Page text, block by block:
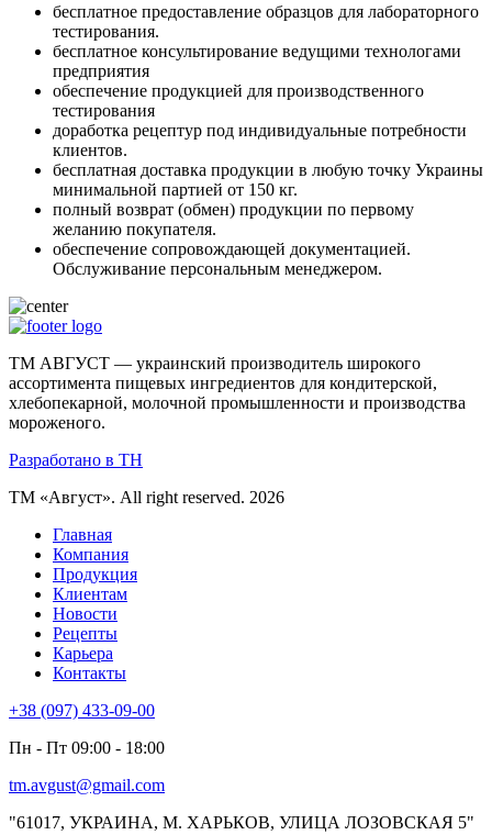
бесплатное предоставление образцов для лабораторного
тестирования.
бесплатное консультирование ведущими технологами
предприятия
обеспечение продукцией для производственного
тестирования
доработка рецептур под индивидуальные потребности
клиентов.
бесплатная доставка продукции в любую точку Украины
минимальной партией от 150 кг.
полный возврат (обмен) продукции по первому
желанию покупателя.
обеспечение сопровождающей документацией.
Обслуживание персональным менеджером.
ТМ АВГУСТ — украинский производитель широкого
ассортимента пищевых ингредиентов для кондитерской,
хлебопекарной, молочной промышленности и производства
мороженого.
Разработано в TH
ТМ «Август». All right reserved. 2026
Главная
Компания
Продукция
Клиентам
Новости
Рецепты
Карьера
Контакты
+38 (097) 433-09-00
Пн - Пт 09:00 - 18:00
tm.avgust@gmail.com
"61017, УКРАИНА, М. ХАРЬКОВ, УЛИЦА ЛОЗОВСКАЯ 5"